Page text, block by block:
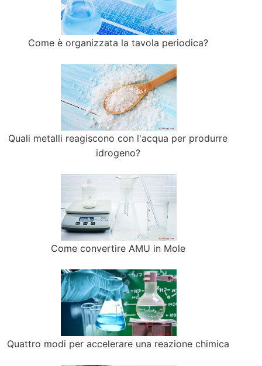
Come è organizzata la tavola periodica?
Quali metalli reagiscono con l'acqua per produrre
idrogeno?
Come convertire AMU in Mole
Quattro modi per accelerare una reazione chimica